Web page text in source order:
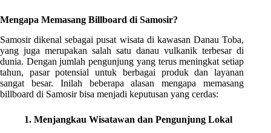
Mengapa Memasang Billboard di Samosir?
Samosir dikenal sebagai pusat wisata di kawasan Danau Toba,
yang juga merupakan salah satu danau vulkanik terbesar di
dunia. Dengan jumlah pengunjung yang terus meningkat setiap
tahun, pasar potensial untuk berbagai produk dan layanan
sangat besar. Inilah beberapa alasan mengapa memasang
billboard di Samosir bisa menjadi keputusan yang cerdas:
1. Menjangkau Wisatawan dan Pengunjung Lokal